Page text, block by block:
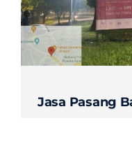
Contact
Jasa Pasang